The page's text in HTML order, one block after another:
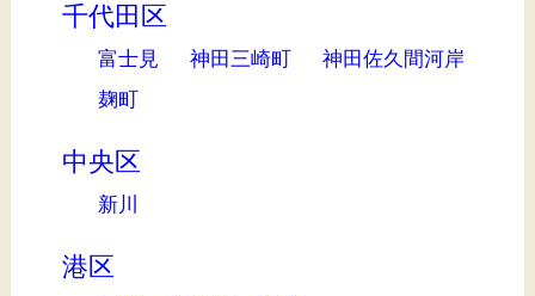
千代田区
富士見 神田三崎町
神田佐久間河岸
麹町
中央区
新川
港区